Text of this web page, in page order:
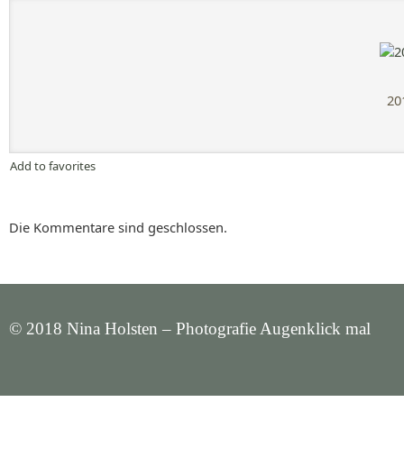
Add to favorites
Die Kommentare sind geschlossen.
© 2018 Nina Holsten – Photografie Augenklick mal